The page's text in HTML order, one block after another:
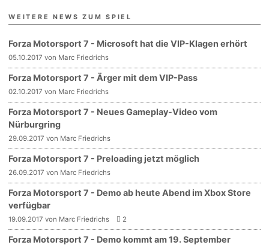
WEITERE NEWS ZUM SPIEL
Forza Motorsport 7 - Microsoft hat die VIP-Klagen erhört
05.10.2017 von Marc Friedrichs
Forza Motorsport 7 - Ärger mit dem VIP-Pass
02.10.2017 von Marc Friedrichs
Forza Motorsport 7 - Neues Gameplay-Video vom
Nürburgring
29.09.2017 von Marc Friedrichs
Forza Motorsport 7 - Preloading jetzt möglich
26.09.2017 von Marc Friedrichs
Forza Motorsport 7 - Demo ab heute Abend im Xbox Store
verfügbar
19.09.2017 von Marc Friedrichs 2
Forza Motorsport 7 - Demo kommt am 19. September